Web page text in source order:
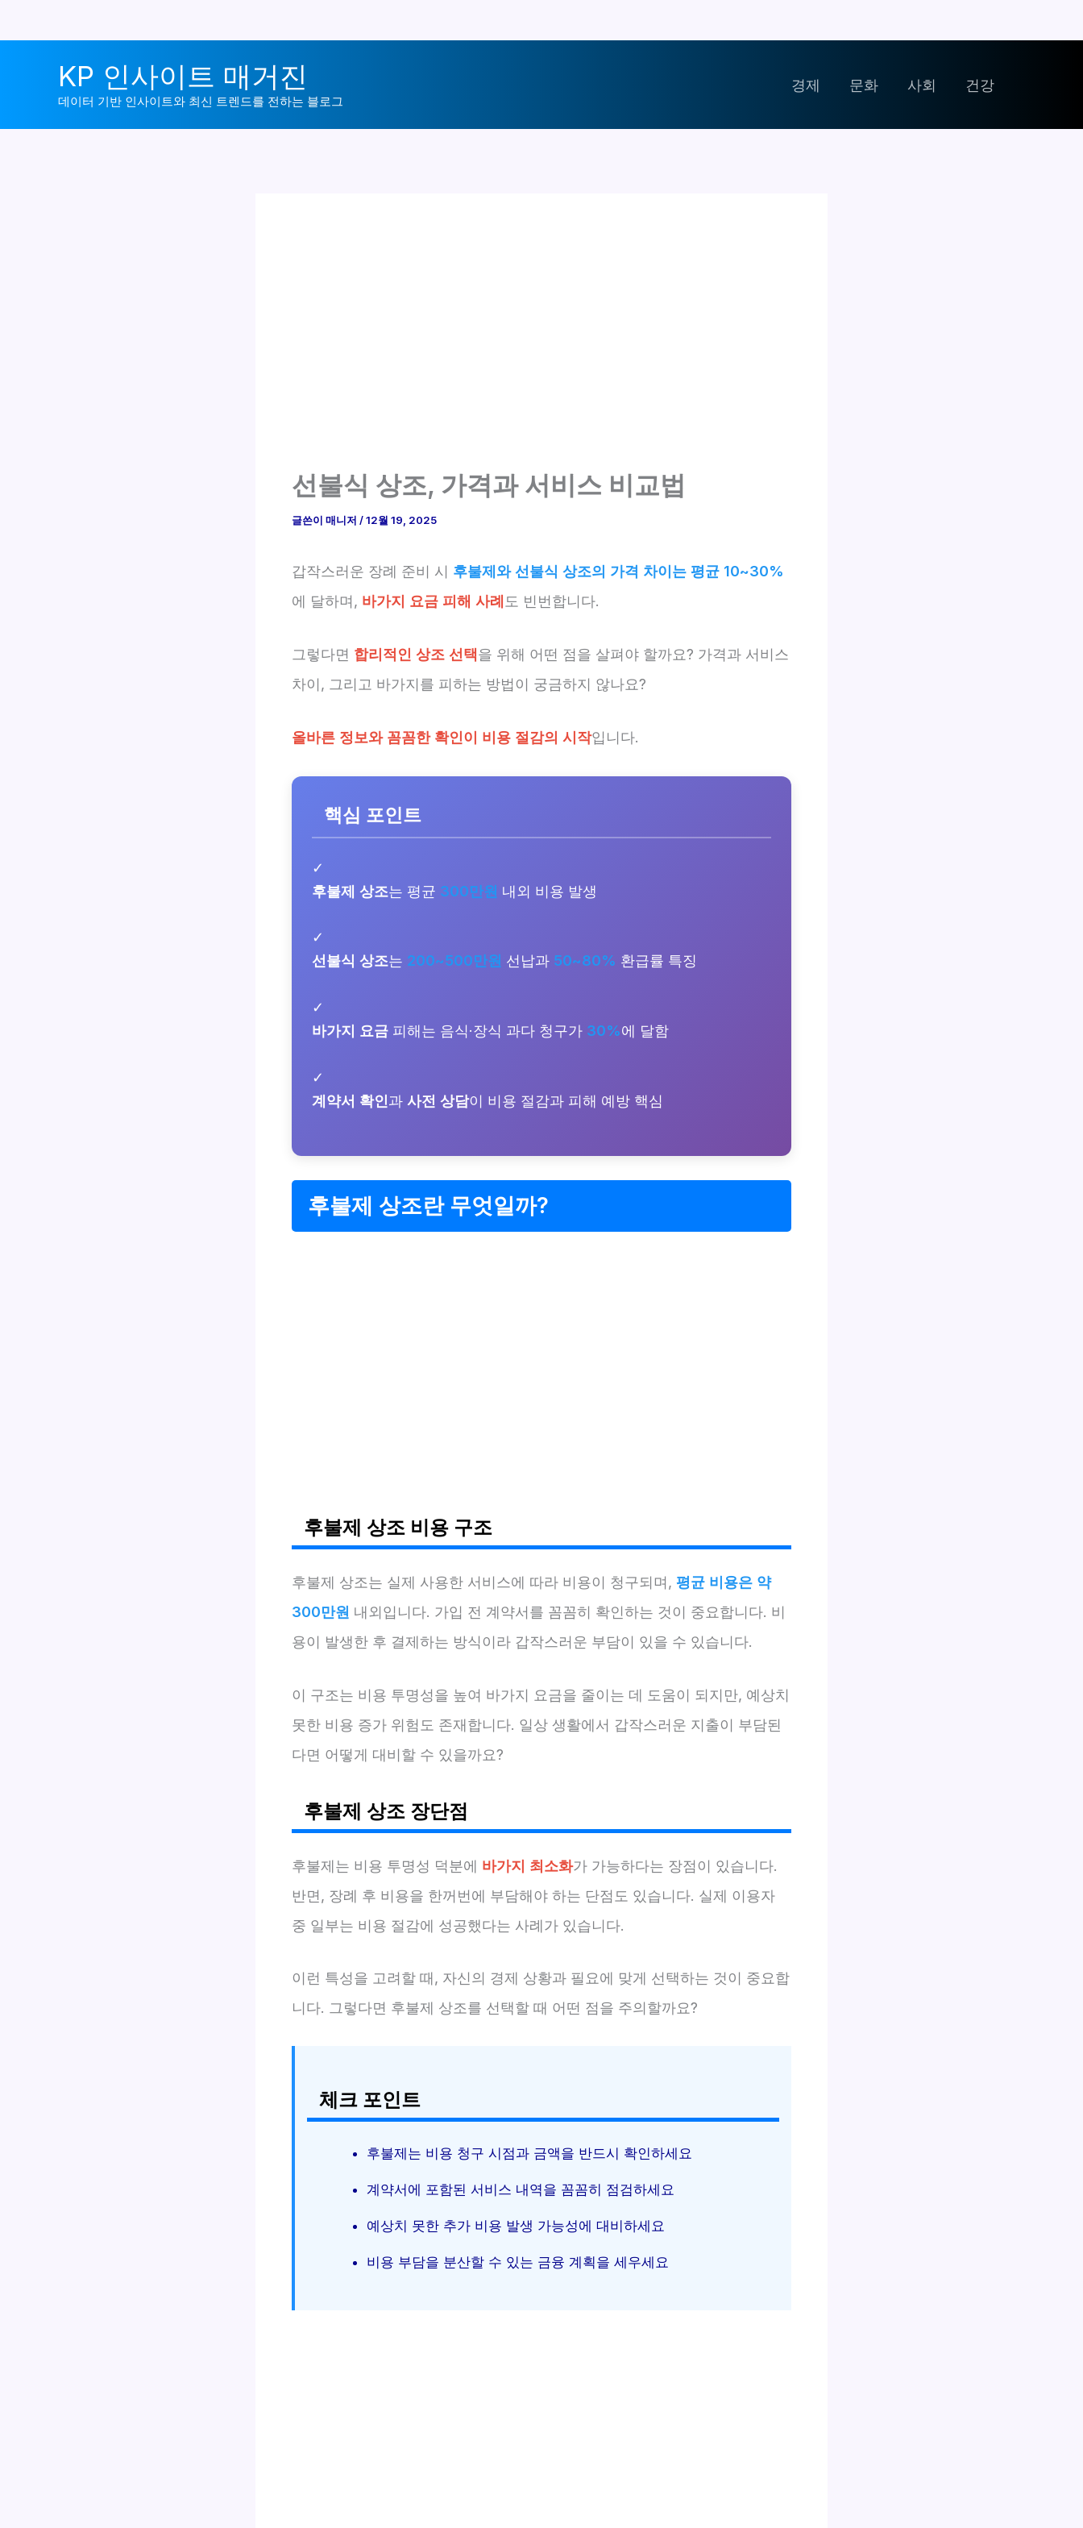
KP 인사이트 매거진
데이터 기반 인사이트와 최신 트렌드를 전하는 블로그
경제 문화 사회 건강
선불식 상조, 가격과 서비스 비교법
글쓴이 매니저 /12월 19, 2025
갑작스러운 장례 준비 시 후불제와 선불식 상조의 가격 차이는 평균 10~30%
에 달하며, 바가지 요금 피해 사례 도 빈번합니다.
그렇다면 합리적인 상조 선택을 위해 어떤 점을 살펴야 할까요? 가격과 서비스
차이, 그리고 바가지를 피하는 방법이 궁금하지 않나요?
올바른 정보와 꼼꼼한 확인이 비용 절감의 시작입니다.
핵심 포인트
✓
후불제 상조는 평균 300만원 내외 비용 발생
✓
선불식 상조는 200~500만원 선납과 50~80% 환급률 특징
✓
바가지 요금 피해는 음식·장식 과다 청구가 30%에 달함
✓
계약서 확인과 사전 상담이 비용 절감과 피해 예방 핵심
후불제 상조란 무엇일까?
후불제 상조 비용 구조
후불제 상조는 실제 사용한 서비스에 따라 비용이 청구되며, 평균 비용은 약
300만원 내외입니다. 가입 전 계약서를 꼼꼼히 확인하는 것이 중요합니다. 비
용이 발생한 후 결제하는 방식이라 갑작스러운 부담이 있을 수 있습니다.
이 구조는 비용 투명성을 높여 바가지 요금을 줄이는 데 도움이 되지만, 예상치
못한 비용 증가 위험도 존재합니다. 일상 생활에서 갑작스러운 지출이 부담된
다면 어떻게 대비할 수 있을까요?
후불제 상조 장단점
후불제는 비용 투명성 덕분에 바가지 최소화가 가능하다는 장점이 있습니다.
반면, 장례 후 비용을 한꺼번에 부담해야 하는 단점도 있습니다. 실제 이용자
중 일부는 비용 절감에 성공했다는 사례가 있습니다.
이런 특성을 고려할 때, 자신의 경제 상황과 필요에 맞게 선택하는 것이 중요합
니다. 그렇다면 후불제 상조를 선택할 때 어떤 점을 주의할까요?
체크 포인트
후불제는 비용 청구 시점과 금액을 반드시 확인하세요
계약서에 포함된 서비스 내역을 꼼꼼히 점검하세요
예상치 못한 추가 비용 발생 가능성에 대비하세요
비용 부담을 분산할 수 있는 금융 계획을 세우세요